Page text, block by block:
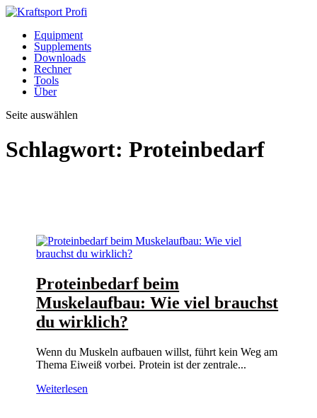
Equipment
Supplements
Downloads
Rechner
Tools
Über
Seite auswählen
Schlagwort: Proteinbedarf
Proteinbedarf beim
Muskelaufbau: Wie viel brauchst
du wirklich?
Wenn du Muskeln aufbauen willst, führt kein Weg am
Thema Eiweiß vorbei. Protein ist der zentrale...
Weiterlesen